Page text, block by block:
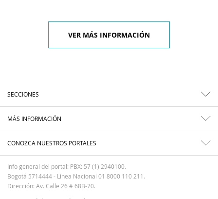
VER MÁS INFORMACIÓN
SECCIONES
MÁS INFORMACIÓN
CONOZCA NUESTROS PORTALES
Info general del portal: PBX: 57 (1) 2940100.
Bogotá 5714444 - Línea Nacional 01 8000 110 211.
Dirección: Av. Calle 26 # 68B-70.